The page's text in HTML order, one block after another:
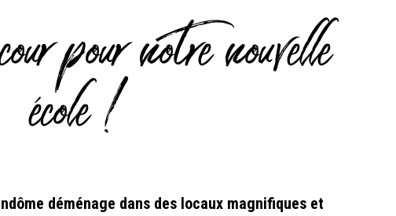
pour notre nouvelle
école !
déménage dans des locaux magnifiques et